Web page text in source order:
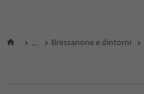
... Bressanone e dintorni